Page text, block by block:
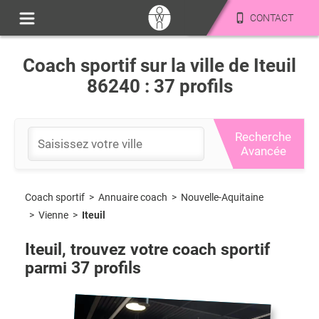
CONTACT
Coach sportif sur la ville de Iteuil
86240 : 37 profils
Recherche
Avancée
Coach sportif > Annuaire coach > Nouvelle-Aquitaine
> Vienne > Iteuil
Iteuil , trouvez votre coach sportif
parmi 37 profils